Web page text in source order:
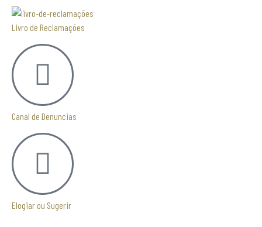
Livro de Reclamações
Canal de Denuncias
Elogiar ou Sugerir